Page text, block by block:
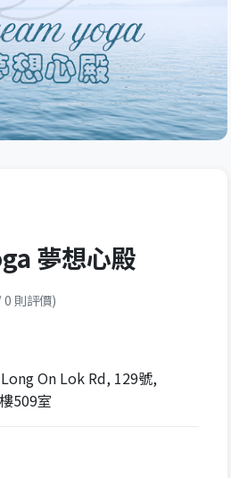
夢想心殿
0 則評價)
On Lok Rd, 129號,
509室